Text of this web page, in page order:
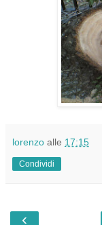
lorenzo alle 17:15
Condividi
‹